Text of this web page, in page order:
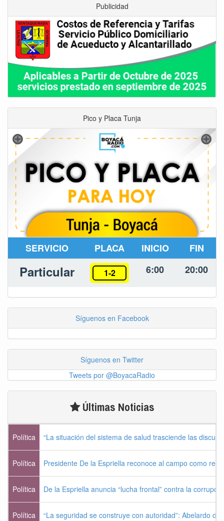
Publicidad
Pico y Placa Tunja
SERVICIO PLACA INICIO FIN
Particular 1-2 6:00 20:00
Síguenos en Facebook
Síguenos en Twitter
Tweets por @BoyacaRadio
Últimas Noticias
Política “La situación del sistema de salud trasciende las
Política Presidente De la Espriella reconoce al campo como
Política De la Espriella anuncia “lucha frontal” contra la
Política “La seguridad se construye con autoridad”: Abelardo de